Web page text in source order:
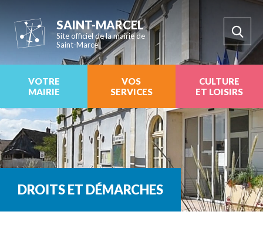
SAINT-MARCEL
Site officiel de la mairie de
Saint-Marcel
VOTRE
MAIRIE
VOS
SERVICES
CULTURE
ET LOISIRS
DROITS ET DÉMARCHES